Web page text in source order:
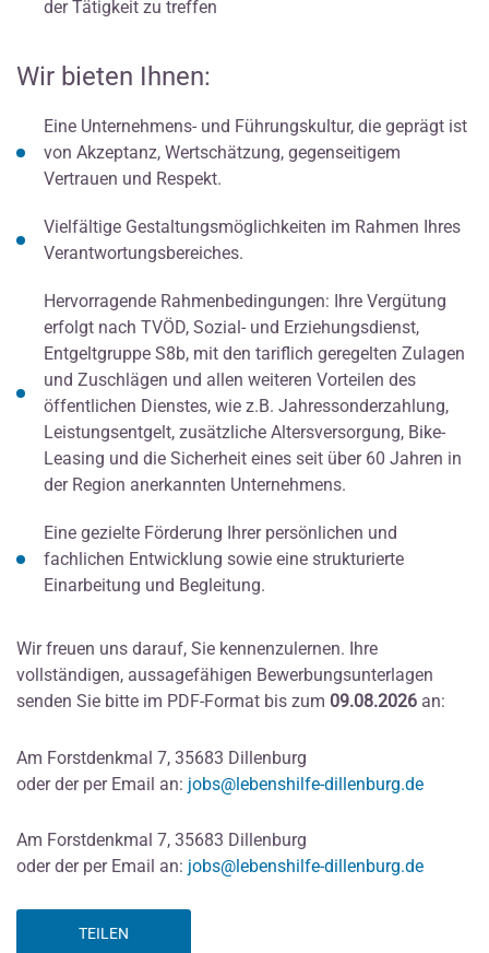
der Tätigkeit zu treffen
Wir bieten Ihnen:
Eine Unternehmens- und Führungskultur, die geprägt ist
von Akzeptanz, Wertschätzung, gegenseitigem
Vertrauen und Respekt.
Vielfältige Gestaltungsmöglichkeiten im Rahmen Ihres
Verantwortungsbereiches.
Hervorragende Rahmenbedingungen: Ihre Vergütung
erfolgt nach TVÖD, Sozial- und Erziehungsdienst,
Entgeltgruppe S8b, mit den tariflich geregelten Zulagen
und Zuschlägen und allen weiteren Vorteilen des
öffentlichen Dienstes, wie z.B. Jahressonderzahlung,
Leistungsentgelt, zusätzliche Altersversorgung, Bike-
Leasing und die Sicherheit eines seit über 60 Jahren in
der Region anerkannten Unternehmens.
Eine gezielte Förderung Ihrer persönlichen und
fachlichen Entwicklung sowie eine strukturierte
Einarbeitung und Begleitung.
Wir freuen uns darauf, Sie kennenzulernen. Ihre
vollständigen, aussagefähigen Bewerbungsunterlagen
senden Sie bitte im PDF-Format bis zum 09.08.2026 an:
Am Forstdenkmal 7, 35683 Dillenburg
oder der per Email an: jobs@lebenshilfe-dillenburg.de
Am Forstdenkmal 7, 35683 Dillenburg
oder der per Email an: jobs@lebenshilfe-dillenburg.de
TEILEN